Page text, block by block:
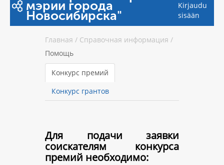
мэрии города
Новосибирска"
Kirjaudu
sisään
Главная / Справочная информация /
Помощь
Конкурс премий
Конкурс грантов
Для подачи заявки
соискателям конкурса
премий необходимо: